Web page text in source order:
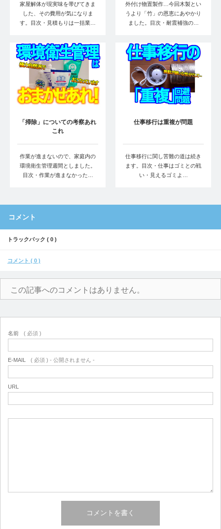
家屋解体が現実味を帯びてきま
した、その費用が気になりま
す。目次・見積もりは一括業…
外付け物置製作…今回木製とい
うより「竹」の恩恵にあやかり
ました。目次・耐震補強の…
「掃除」についての考察あれ
これ
作業が進まないので、家庭内の
環境衛生管理週間としました。
目次・作業が進まなかった…
仕事移行は重複が問題
仕事移行に関し苦難の道は続き
ます。目次・仕事はゴミとの戦
い・見えるゴミよ…
コメント
トラックバック ( 0 )
コメント ( 0 )
この記事へのコメントはありません。
名前 ( 必須 )
E-MAIL ( 必須 ) - 公開されません -
URL